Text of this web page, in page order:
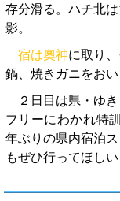
存分滑る。ハチ北
影。
宿は奧神に取り
鍋、焼きガニをお
２日目は県・ゆき
フリーにわかれ特
年ぶりの県内宿泊
もぜひ行ってほしい